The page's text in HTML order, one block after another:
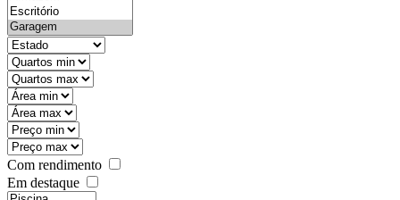
state
mintypo
maxtypo
minarea
maxarea
minprice
maxprice
Com rendimento
Em destaque